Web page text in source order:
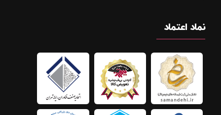
نماد اعتماد